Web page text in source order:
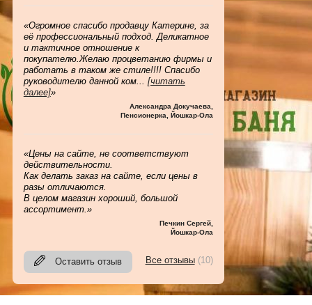
«Огромное спасибо продавцу Катерине, за
её профессиональный подход. Деликатное
и тактичное отношение к
покупателю.Желаю процветанию фирмы и
работать в таком же стиле!!!! Спасибо
руководителю данной ком... [читать
далее]»
Александра Докучаева
Пенсионерка, Йошкар-Ола
«Цены на сайте, не соответствуют
действительности.
Как делать заказ на сайте, если цены в
разы отличаются.
В целом магазин хороший, большой
ассортимент.»
Печкин Сергей,
Йошкар-Ола
Оставить отзыв Все отзывы(10)